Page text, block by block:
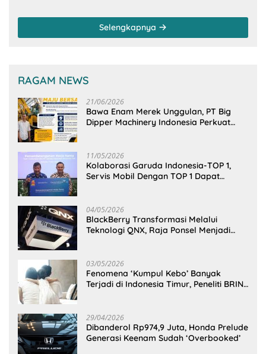
Kementerian PU-RI
Selengkapnya
RAGAM NEWS
21/06/2026
Bawa Enam Merek Unggulan, PT Big
Dipper Machinery Indonesia Perkuat
11/05/2026
Kolaborasi Garuda Indonesia-TOP 1,
Servis Mobil Dengan TOP 1 Dapat
04/05/2026
BlackBerry Transformasi Melalui
Teknologi QNX, Raja Ponsel Menjadi
03/05/2026
Fenomena ‘Kumpul Kebo’ Banyak
Terjadi di Indonesia Timur, Peneliti BRIN
29/04/2026
Dibanderol Rp974,9 Juta, Honda Prelude
Generasi Keenam Sudah ‘Overbooked’